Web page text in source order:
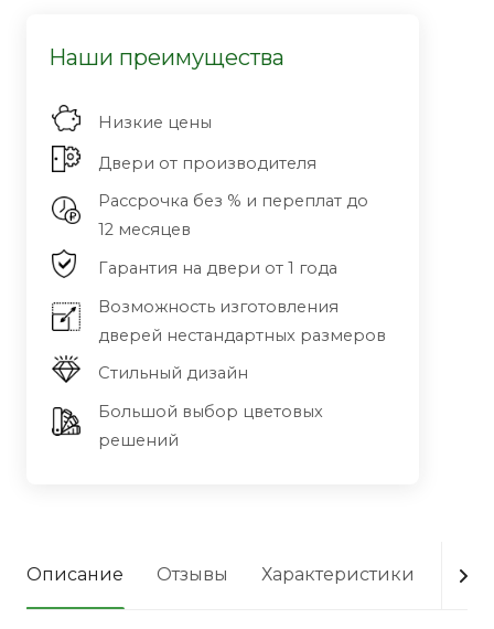
Наши преимущества
Низкие цены
Двери от производителя
Рассрочка без % и переплат до
12 месяцев
Гарантия на двери от 1 года
Возможность изготовления
дверей нестандартных размеров
Стильный дизайн
Большой выбор цветовых
решений
Описание Отзывы Характеристики